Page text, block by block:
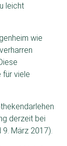
leicht
wie
für viele
derzeit bei
März 2017).